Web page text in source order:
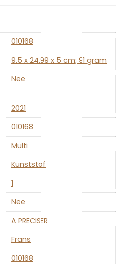
‎010168
‎9.5 x 24.99 x 5 cm; 91 gram
‎Nee
‎2021
‎010168
‎Multi
‎Kunststof
‎1
‎Nee
‎A PRECISER
‎Frans
‎010168